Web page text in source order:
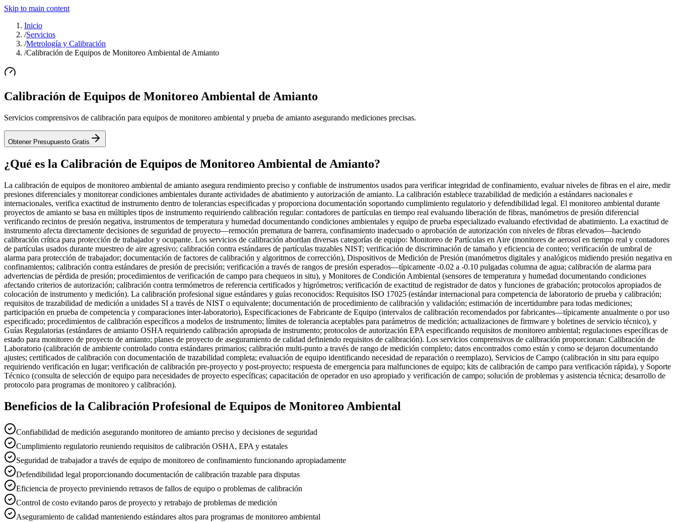
Skip to main content
Inicio
/Servicios
/Metrología y Calibración
/Calibración de Equipos de Monitoreo Ambiental de Amianto
Calibración de Equipos de Monitoreo Ambiental de Amianto
Servicios comprensivos de calibración para equipos de monitoreo ambiental y prueba de amianto asegurando mediciones precisas.
Obtener Presupuesto Gratis
¿Qué es la Calibración de Equipos de Monitoreo Ambiental de Amianto?
La calibración de equipos de monitoreo ambiental de amianto asegura rendimiento preciso y confiable de instrumentos usados para verificar integridad de confinamiento, evaluar niveles de fibras en el aire, medir
presiones diferenciales y monitorear condiciones ambientales durante actividades de abatimiento y autorización de amianto. La calibración establece trazabilidad de medición a estándares nacionales e
internacionales, verifica exactitud de instrumento dentro de tolerancias especificadas y proporciona documentación soportando cumplimiento regulatorio y defendibilidad legal. El monitoreo ambiental durante
proyectos de amianto se basa en múltiples tipos de instrumento requiriendo calibración regular: contadores de partículas en tiempo real evaluando liberación de fibras, manómetros de presión diferencial
verificando recintos de presión negativa, instrumentos de temperatura y humedad documentando condiciones ambientales y equipo de prueba especializado evaluando efectividad de abatimiento. La exactitud de
instrumento afecta directamente decisiones de seguridad de proyecto—remoción prematura de barrera, confinamiento inadecuado o aprobación de autorización con niveles de fibras elevados—haciendo
calibración crítica para protección de trabajador y ocupante. Los servicios de calibración abordan diversas categorías de equipo: Monitoreo de Partículas en Aire (monitores de aerosol en tiempo real y contadores
de partículas usados durante muestreo de aire agresivo; calibración contra estándares de partículas trazables NIST; verificación de discriminación de tamaño y eficiencia de conteo; verificación de umbral de
alarma para protección de trabajador; documentación de factores de calibración y algoritmos de corrección), Dispositivos de Medición de Presión (manómetros digitales y analógicos midiendo presión negativa en
confinamientos; calibración contra estándares de presión de precisión; verificación a través de rangos de presión esperados—típicamente -0.02 a -0.10 pulgadas columna de agua; calibración de alarma para
advertencias de pérdida de presión; procedimientos de verificación de campo para chequeos in situ), y Monitores de Condición Ambiental (sensores de temperatura y humedad documentando condiciones
afectando criterios de autorización; calibración contra termómetros de referencia certificados y higrómetros; verificación de exactitud de registrador de datos y funciones de grabación; protocolos apropiados de
colocación de instrumento y medición). La calibración profesional sigue estándares y guías reconocidos: Requisitos ISO 17025 (estándar internacional para competencia de laboratorio de prueba y calibración;
requisitos de trazabilidad de medición a unidades SI a través de NIST o equivalente; documentación de procedimiento de calibración y validación; estimación de incertidumbre para todas mediciones;
participación en prueba de competencia y comparaciones inter-laboratorio), Especificaciones de Fabricante de Equipo (intervalos de calibración recomendados por fabricantes—típicamente anualmente o por uso
especificado; procedimientos de calibración específicos a modelos de instrumento; límites de tolerancia aceptables para parámetros de medición; actualizaciones de firmware y boletines de servicio técnico), y
Guías Regulatorias (estándares de amianto OSHA requiriendo calibración apropiada de instrumento; protocolos de autorización EPA especificando requisitos de monitoreo ambiental; regulaciones específicas de
estado para monitoreo de proyecto de amianto; planes de proyecto de aseguramiento de calidad definiendo requisitos de calibración). Los servicios comprensivos de calibración proporcionan: Calibración de
Laboratorio (calibración de ambiente controlado contra estándares primarios; calibración multi-punto a través de rango de medición completo; datos encontrados como están y como se dejaron documentando
ajustes; certificados de calibración con documentación de trazabilidad completa; evaluación de equipo identificando necesidad de reparación o reemplazo), Servicios de Campo (calibración in situ para equipo
requiriendo verificación en lugar; verificación de calibración pre-proyecto y post-proyecto; respuesta de emergencia para malfunciones de equipo; kits de calibración de campo para verificación rápida), y Soporte
Técnico (consulta de selección de equipo para necesidades de proyecto específicas; capacitación de operador en uso apropiado y verificación de campo; solución de problemas y asistencia técnica; desarrollo de
protocolo para programas de monitoreo y calibración).
Beneficios de la Calibración Profesional de Equipos de Monitoreo Ambiental
Confiabilidad de medición asegurando monitoreo de amianto preciso y decisiones de seguridad
Cumplimiento regulatorio reuniendo requisitos de calibración OSHA, EPA y estatales
Seguridad de trabajador a través de equipo de monitoreo de confinamiento funcionando apropiadamente
Defendibilidad legal proporcionando documentación de calibración trazable para disputas
Eficiencia de proyecto previniendo retrasos de fallos de equipo o problemas de calibración
Control de costo evitando paros de proyecto y retrabajo de problemas de medición
Aseguramiento de calidad manteniendo estándares altos para programas de monitoreo ambiental